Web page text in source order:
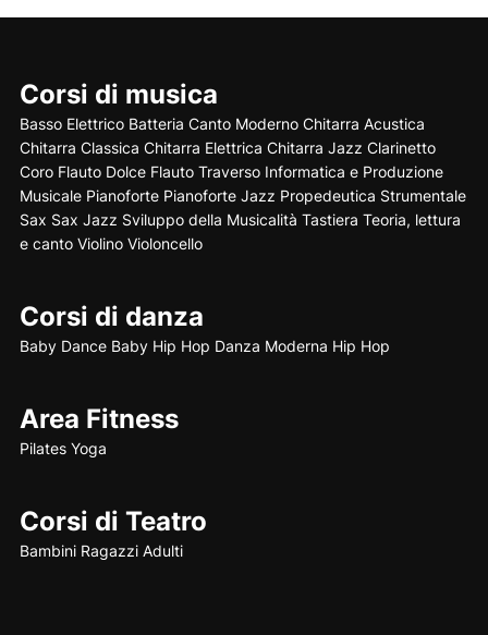
Corsi di musica
Basso Elettrico Batteria Canto Moderno Chitarra Acustica
Chitarra Classica Chitarra Elettrica Chitarra Jazz Clarinetto
Coro Flauto Dolce Flauto Traverso Informatica e Produzione
Musicale Pianoforte Pianoforte Jazz Propedeutica Strumentale
Sax Sax Jazz Sviluppo della Musicalità Tastiera Teoria, lettura
e canto Violino Violoncello
Corsi di danza
Baby Dance Baby Hip Hop Danza Moderna Hip Hop
Area Fitness
Pilates Yoga
Corsi di Teatro
Bambini Ragazzi Adulti